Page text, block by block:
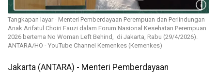
Tangkapan layar - Menteri Pemberdayaan Perempuan dan Perlindungan
Anak Arifatul Choiri Fauzi dalam Forum Nasional Kesehatan Perempuan
2026 bertema No Woman Left Behind, di Jakarta, Rabu (29/4/2026).
ANTARA/HO - YouTube Channel Kemenkes (Kemenkes)
Jakarta (ANTARA) - Menteri Pemberdayaan